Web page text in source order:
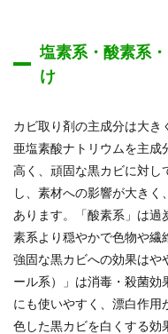
塩素系・酸素系
け
カビ取り剤の主成分は大き
亜塩素酸ナトリウムを主
高く、頑固な黒カビに対し
し、素材への影響が大き
あります。「酸素系」は過
素系より穏やかで色物や繊
強固な黒カビへの効果はや
ール系）」は消毒・殺菌
にも使いやすく、漂白作
色した黒カビを白くする効